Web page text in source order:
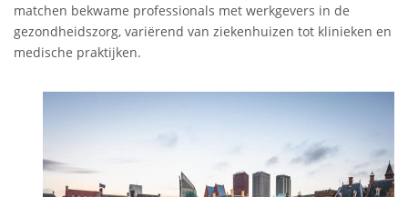
matchen bekwame professionals met werkgevers in de
gezondheidszorg, variërend van ziekenhuizen tot klinieken en
medische praktijken.